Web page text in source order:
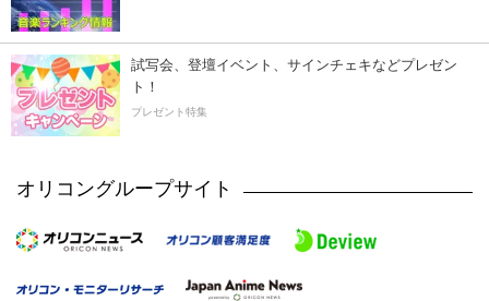
試写会、登壇イベント、サインチェキなどプレゼン
ト！
プレゼント特集
オリコングループサイト